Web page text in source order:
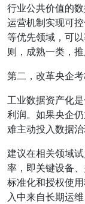
行业公共价值的
运营机制实现可
等优先领域，可
则，成熟一类，推
第二，改革央企考
工业数据资产化
利润。如果央企
难主动投入数据
建议在相关领域
率，即关键设备
标准化和授权使
入中来自长期运